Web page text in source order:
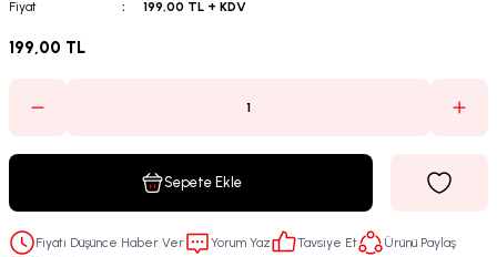
Fiyat
199,00 TL + KDV
199,00 TL
Sepete Ekle
Fiyatı Düşünce Haber Ver Yorum Yaz Tavsiye Et
Ürünü Paylaş